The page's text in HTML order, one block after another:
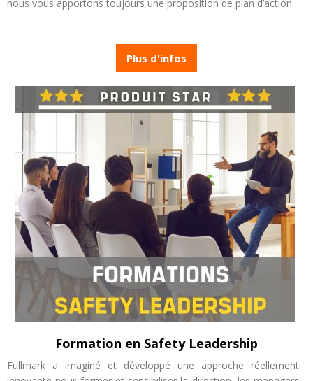
nous vous apportons toujours une proposition de plan d’action.
Plus d'infos
Formation en Safety Leadership
Fullmark a imaginé et développé une approche réellement